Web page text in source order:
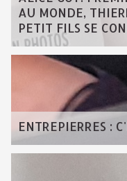
AU MONDE,
PETIT FILS SE
ENTREPIERRES :